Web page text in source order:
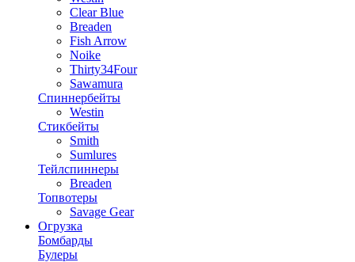
Clear Blue
Breaden
Fish Arrow
Noike
Thirty34Four
Sawamura
Спиннербейты
Westin
Стикбейты
Smith
Sumlures
Тейлспиннеры
Breaden
Топвотеры
Savage Gear
Огрузка
Бомбарды
Булеры